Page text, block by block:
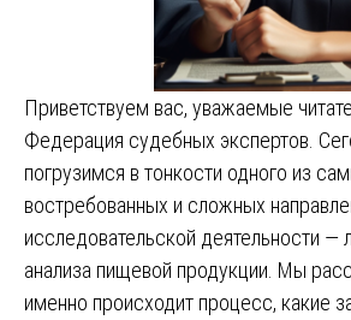
Приветствуем вас, уважаемые
Федерация судебных экспертов.
погрузимся в тонкости одного из
востребованных и сложных
исследовательской деятельности —
анализа пищевой продукции. Мы
именно происходит процесс, какие